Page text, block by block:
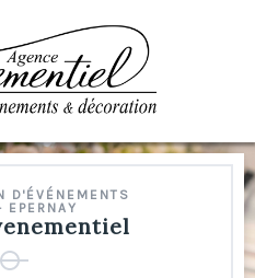
D'ÉVÉNEMENTS
EPERNAY